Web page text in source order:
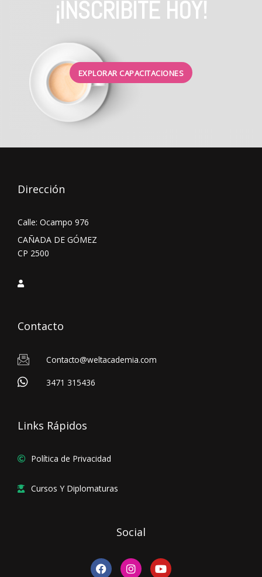
¡INSCRIBITE HOY!
EXPLORAR CAPACITACIONES
Dirección
Calle: Ocampo 976
CAÑADA DE GÓMEZ
CP 2500
Contacto
Contacto@weltacademia.com
3471 315436
Links Rápidos
Política de Privacidad
Cursos Y Diplomaturas
Social
F
a
I
n
Y
o